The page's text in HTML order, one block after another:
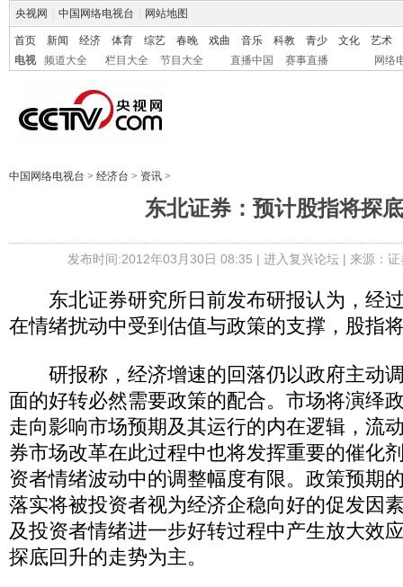
央视网 中国网络电视台 网站地图
首页 新闻 经济 体育 综艺 春晚 戏曲 音乐 科教 青少 文化
艺术
电视
频道大全 栏目大全 节目大全 直播中国 赛事直播 网络
中国网络电视台 > 经济台 > 资讯 >
东北证券：预计股指将探
发布时间:2012年03月30日 08:35 | 进入复兴论坛| 来源：
东北证券研究所日前发布研报认为，经
在情绪扰动中受到估值与政策的支撑，股指
研报称，经济增速的回落仍以政府主动
面的好转必然需要政策的配合。市场将演绎
走向影响市场预期及其运行的内在逻辑，流
券市场改革在此过程中也将发挥重要的催化
资者情绪波动中的调整幅度有限。政策预期
落实将被投资者视为经济企稳向好的促发因
及投资者情绪进一步好转过程中产生放大效
探底回升的走势为主。